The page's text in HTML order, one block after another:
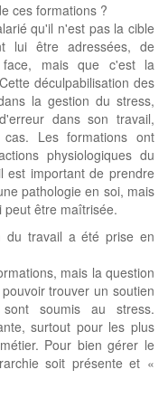
ces formations ?
qu'il n'est pas la cible
lui être adressées, de
mais que c'est la
déculpabilisation des
la gestion du stress,
dans son travail,
Les formations ont
physiologiques du
est important de prendre
pathologie en soi, mais
peut être maîtrisée.
du travail a été prise en
mais la question
trouver un soutien
soumis au stress.
surtout pour les plus
Pour bien gérer le
soit présente et «